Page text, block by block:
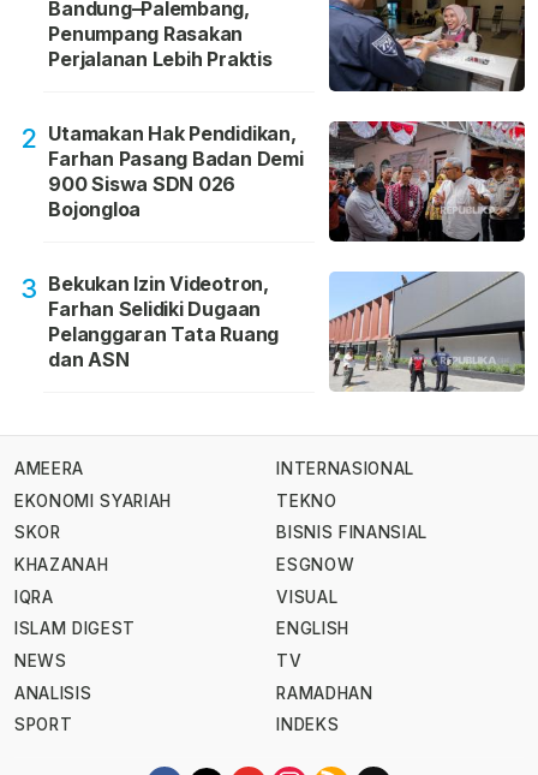
Bandung–Palembang,
Penumpang Rasakan
Perjalanan Lebih Praktis
2 Utamakan Hak Pendidikan,
Farhan Pasang Badan Demi
900 Siswa SDN 026
Bojongloa
3 Bekukan Izin Videotron,
Farhan Selidiki Dugaan
Pelanggaran Tata Ruang
dan ASN
AMEERA
EKONOMI SYARIAH
SKOR
KHAZANAH
IQRA
ISLAM DIGEST
NEWS
ANALISIS
SPORT
INTERNASIONAL
TEKNO
BISNIS FINANSIAL
ESGNOW
VISUAL
ENGLISH
TV
RAMADHAN
INDEKS